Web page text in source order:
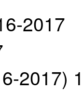
2017
2017)